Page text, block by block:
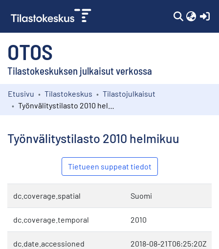
OTOS
Tilastokeskuksen julkaisut verkossa
Kokoelmat
Etusivu Tilastokeskus
Tilastojulkaisut
Työnvälitystilasto 2010 helmikuu
Tietueen suppeat tiedot
dc.coverage.spatial Suomi
dc.coverage.temporal 2010
dc.date.accessioned 2018-08-21T06:25:20Z